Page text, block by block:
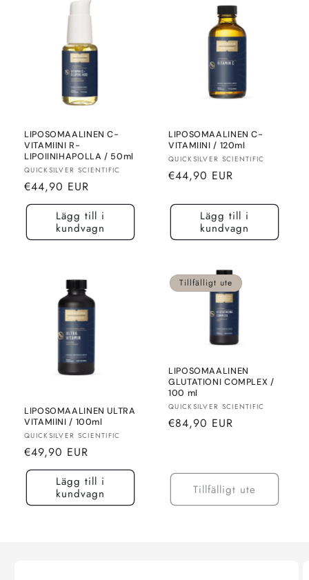
LIPOSOMAALINEN C-
VITAMIINI R-
LIPOIINIHAPOLLA / 50ml
Säljare:
QUICKSILVER SCIENTIFIC
Normalt
pris
€44,90 EUR
Lägg till i
kundvagn
LIPOSOMAALINEN C-
VITAMIINI / 120ml
Säljare:
QUICKSILVER SCIENTIFIC
Normalt
€44,90 EUR
Lägg till i
kundvagn
LIPOSOMAALINEN ULTRA
VITAMIINI / 100ml
Säljare:
QUICKSILVER SCIENTIFIC
Normalt
pris
€49,90 EUR
Lägg till i
kundvagn
Tillfälligt ute
LIPOSOMAALINEN
GLUTATIONI COMPLEX /
100 ml
Säljare:
QUICKSILVER SCIENTIFIC
Normalt
€84,90 EUR
Tillfälligt ute